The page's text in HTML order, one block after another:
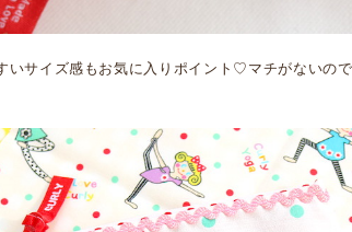
いサイズ感もお気に入りポイント♡マチがないの